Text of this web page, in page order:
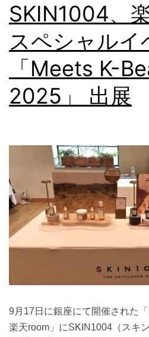
SKIN1004、
スペシャルイ
「Meets K-
2025」 出展
9月17日に銀座にて開催された
楽天room」にSKIN1004（スキ